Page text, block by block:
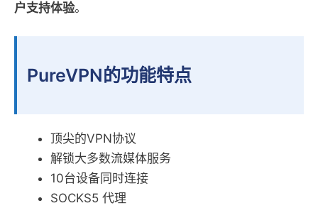
户支持体验。
PureVPN的功能特点
顶尖的VPN协议
解锁大多数流媒体服务
10台设备同时连接
SOCKS5 代理